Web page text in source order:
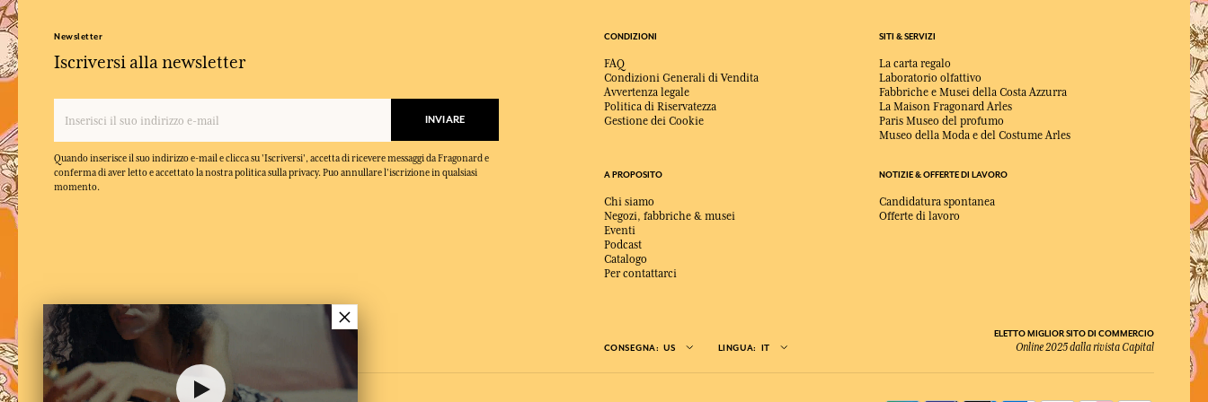
Newsletter
Iscriversi alla newsletter
INVIARE
Quando inserisce il suo indirizzo e-mail e clicca su 'Iscriversi', accetta di ricevere messaggi da Fragonard e
conferma di aver letto e accettato la nostra politica sulla privacy. Puo annullare l'iscrizione in qualsiasi
momento.
CONDIZIONI
FAQ
Condizioni Generali di Vendita
Avvertenza legale
Politica di Riservatezza
Gestione dei Cookie
SITI & SERVIZI
La carta regalo
Laboratorio olfattivo
Fabbriche e Musei della Costa Azzurra
La Maison Fragonard Arles
Paris Museo del profumo
Museo della Moda e del Costume Arles
A PROPOSITO
Chi siamo
Negozi, fabbriche & musei
Eventi
Podcast
Catalogo
Per contattarci
NOTIZIE & OFFERTE DI LAVORO
Candidatura spontanea
Offerte di lavoro
CONSEGNA: US LINGUA: IT
ELETTO MIGLIOR SITO DI COMMERCIO
Online 2025 dalla rivista Capital
×